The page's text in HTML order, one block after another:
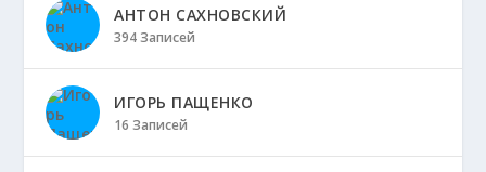
АНТОН САХНОВСКИЙ
394 Записей
ИГОРЬ ПАЩЕНКО
16 Записей